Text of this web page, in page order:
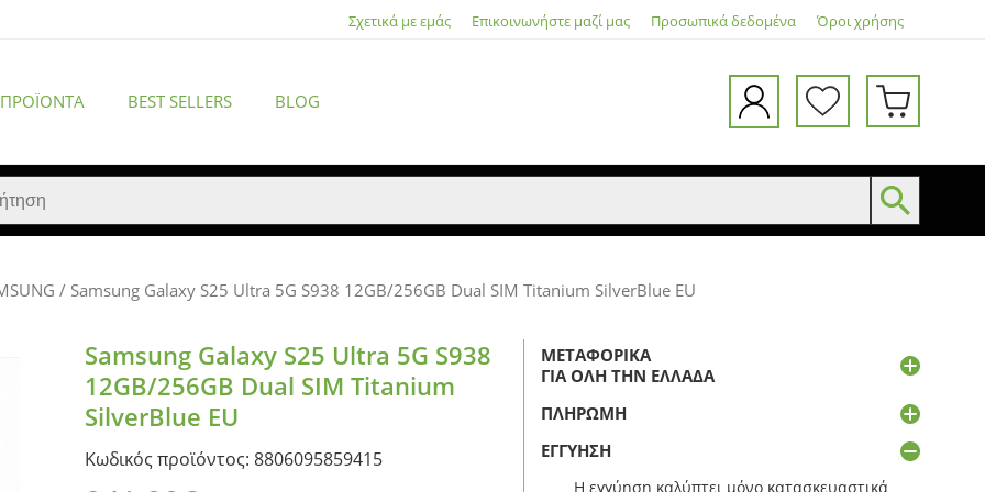
Σχετικά με εμάς Επικοινωνήστε μαζί μας Προσωπικά δεδομένα Όροι χρήσης
BEST SELLERS BLOG
ACCESSORIES
/ Samsung Galaxy S25 Ultra 5G S938 12GB/256GB Dual SIM Titanium SilverBlue EU
Samsung Galaxy S25 Ultra 5G S938
12GB/256GB Dual SIM Titanium
SilverBlue EU
Κωδικός προϊόντος: 8806095859415
ΜΕΤΑΦΟΡΙΚΆ
ΓΙΑ ΌΛΗ ΤΗΝ ΕΛΛΆΔΑ
ΠΛΗΡΩΜΉ
ΕΓΓΎΗΣΗ
Η εγγύηση καλύπτει μόνο κατασκευαστικά